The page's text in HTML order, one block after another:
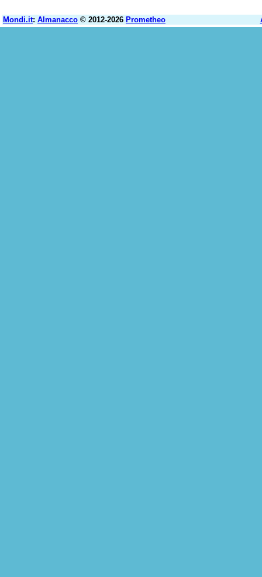
Mondi.it: Almanacco © 2012-2026 Prometheo